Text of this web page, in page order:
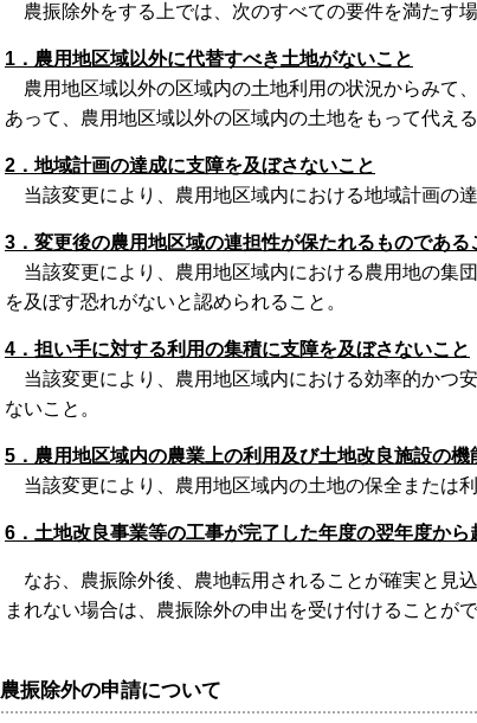
農振除外をする上では、次のすべての要件を満たす
1．農用地区域以外に代替すべき土地がないこと
農用地区域以外の区域内の土地利用の状況からみて
あって、農用地区域以外の区域内の土地をもって代え
2．地域計画の達成に支障を及ぼさないこと
当該変更により、農用地区域内における地域計画の
3．変更後の農用地区域の連担性が保たれるものである
当該変更により、農用地区域内における農用地の集
を及ぼす恐れがないと認められること。
4．担い手に対する利用の集積に支障を及ぼさないこと
当該変更により、農用地区域内における効率的かつ
ないこと。
5．農用地区域内の農業上の利用及び土地改良施設の機
当該変更により、農用地区域内の土地の保全または
6．土地改良事業等の工事が完了した年度の翌年度か
なお、農振除外後、農地転用されることが確実と見
まれない場合は、農振除外の申出を受け付けることが
農振除外の申請について